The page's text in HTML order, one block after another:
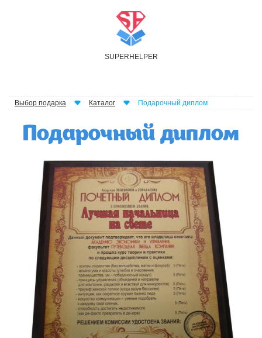
SUPER H ELPER
Выбор подарка Каталог Подарочный диплом
Подарочный диплом